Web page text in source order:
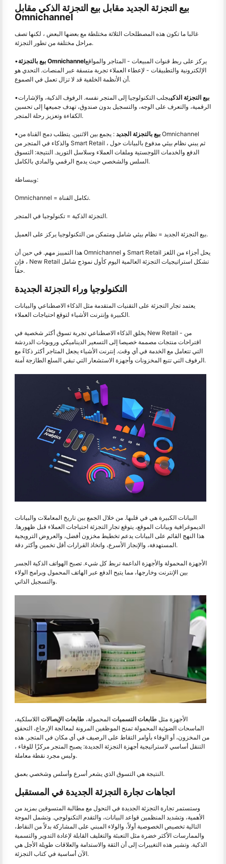
بيع التجزئة الجديد مقابل بيع التجزئة الذكي مقابل
Omnichannel
غالبا ما تكون هذه المصطلحات الثلاثة مختلطة مع بعضها البعض ، لكنها تصف
مراحل مختلفة من تطور التجزئة.
• بيع بالتجزئة Omnichannelيركز على ربط قنوات المبيعات - المتاجر والمواقع
الإلكترونية والتطبيقات - لإعطاء العملاء تجربة متسقة عبر المنصات. التحدي هو
أن الأنظمة الخلفية قد لا تزال تعمل في الصموع.
• بيع التجزئة الذكييجلب التكنولوجيا إلى المتجر نفسه. الرفوف الذكية، والإشارات
الرقمية، والتعرف على الوجه، والتسجيل بدون صندوق، تهدف جميعها إلى تحسين
الكفاءة وتعزيز رحلة المتجر.
• بيع بالتجزئة الجديد : يجمع بين الاثنين. يتطلب دمج القناة من Omnichannel
والذكاء في المتجر من Smart Retail ، ثم يبني نظام بيئي مدفوع بالبيانات حول
الدفع والخدمات اللوجستية وملفات العملاء وسلاسل التوريد. النتيجة: التسوق
السلس والشخصي حيث يدمج الرقمي والمادي بالكامل.
وببساطة:
Omnichannel = تكامل القناة.
التجزئة الذكية = تكنولوجيا في المتجر.
بيع التجزئة الجديد = نظام بيئي شامل ومتمكن من التكنولوجيا يركز على العميل.
هذا التمييز مهم. في حين أن Omnichannel و Smart Retail يحل أجزاء من اللغز
، فإن New Retail تشكل استراتيجيات التجزئة العالمية اليوم كأول نموذج شامل
حقاً.
التكنولوجيا وراء التجزئة الجديدة
يعتمد تجار التجزئة على التقنيات المتقدمة مثل الذكاء الاصطناعي والبيانات
الكبيرة وإنترنت الأشياء لتوقع احتياجات العملاء.
يخلق الذكاء الاصطناعي تجربة تسوق أكثر شخصية في New Retail - من
اقتراحات منتجات مصممة خصيصا إلى التسعير الديناميكي وروبوتات الدردشة
التي تتعامل مع الخدمة في أي وقت. إنترنت الأشياء يجعل المتاجر أكثر ذكاءً مع
الرفوف التي تتبع المخزونات وأجهزة الاستشعار التي تبقي السلع الطازجة آمنة.
البيانات الكبيرة هي في قلبها. من خلال الجمع بين تاريخ المعاملات والبيانات
الديموغرافية وبيانات الموقع، يتوقع تجار التجزئة احتياجات العملاء قبل ظهورها.
هذا النهج القائم على البيانات يدعم تخطيط مخزون أفضل، والعروض الترويجية
المستهدفة، والإنجاز الأسرع، واتخاذ القرارات أقل تخمين وأكثر دقة.
الأجهزة المحمولة والأجهزة الداعمة تربط كل شيء. تصبح الهواتف الذكية الجسر
بين الإنترنت وخارجها، مما يتيح الدفع عبر الهاتف المحمول وبرامج الولاء
والتسجيل الذاتي.
الأجهزة مثل طابعات التسميات المحمولة، طابعات الإيصالات اللاسلكية،
الماسحات الضوئية المحمولة تمنح الموظفين المرونة لمعالجة الإرجاع، التحقق
من المخزون، أو الوفاء بأوامر التقاط على الرصيف في أي مكان في المتجر. هذه
التنقل أساسي لاستراتيجية أجهزة التجزئة الجديدة: يصبح المتجر مركزًا للوفاء ،
وليس مجرد نقطة معاملة.
النتيجة هي التسوق الذي يشعر أسرع وأسلس وشخصي بعمق.
اتجاهات تجارة التجزئة الجديدة في المستقبل
وستستمر تجارة التجزئة الجديدة في التحول مع مطالبة المتسوقين بمزيد من
الأهمية، وتشديد المنظمين قواعد البيانات، والتقدم التكنولوجي. وتشمل الموجة
التالية تخصيص الخصوصية أولاً، والولاء المبني على المشاركة بدلاً من النقاط،
والممارسات الأكثر خضرة مثل التعبئة والتغليف القابلة لإعادة التدوير والتسمية
الذكية. وتشير هذه التغييرات إلى أن الثقة والاستدامة والعلاقات طويلة الأجل هي
الآن أساسية في كتاب التجزئة.